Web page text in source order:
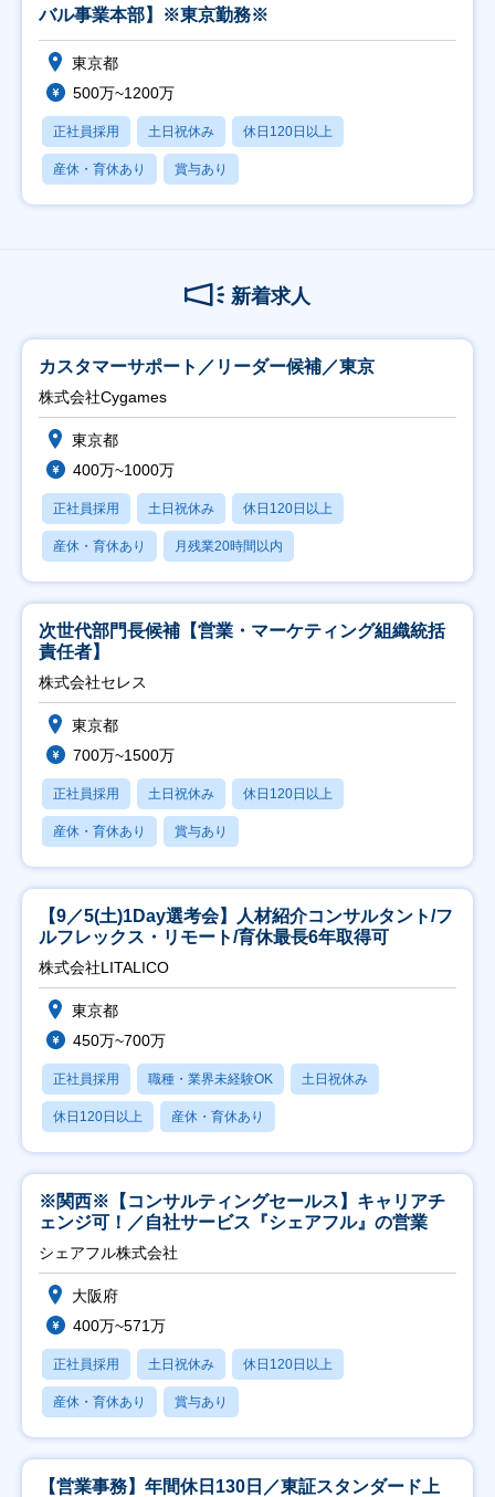
バル事業本部】※東京勤務※
東京都
500万~1200万
正社員採用 土日祝休み 休日120日以上
産休・育休あり 賞与あり
新着求人
カスタマーサポート／リーダー候補／東京
株式会社Cygames
東京都
400万~1000万
正社員採用 土日祝休み 休日120日以上
産休・育休あり 月残業20時間以内
次世代部門長候補【営業・マーケティング組織統括
責任者】
株式会社セレス
東京都
700万~1500万
正社員採用 土日祝休み 休日120日以上
産休・育休あり 賞与あり
【9／5(土)1Day選考会】人材紹介コンサルタント/フ
ルフレックス・リモート/育休最長6年取得可
株式会社LITALICO
東京都
450万~700万
正社員採用 職種・業界未経験OK 土日祝休み
休日120日以上 産休・育休あり
※関西※【コンサルティングセールス】キャリアチ
ェンジ可！／自社サービス『シェアフル』の営業
シェアフル株式会社
大阪府
400万~571万
正社員採用 土日祝休み 休日120日以上
産休・育休あり 賞与あり
【営業事務】年間休日130日／東証スタンダード上